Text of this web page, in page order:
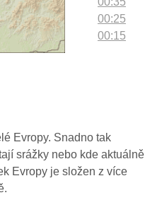
00:25
00:15
Evropy. Snadno tak
srážky nebo kde aktuálně
Evropy je složen z více